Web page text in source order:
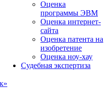
Оценка
программы ЭВМ
Оценка интернет-
сайта
Оценка патента на
изобретение
Оценка ноу-хау
Судебная экспертиза